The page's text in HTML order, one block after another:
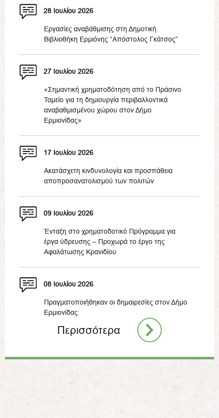
28 Ιουλίου 2026
Εργασίες αναβάθμισης στη Δημοτική
Βιβλιοθήκη Ερμιόνης “Απόστολος Γκάτσος”
27 Ιουλίου 2026
«Σημαντική χρηματοδότηση από το Πράσινο
Ταμείο για τη δημιουργία περιβαλλοντικά
αναβαθμισμένου χώρου στον Δήμο
Ερμιονίδας»
17 Ιουλίου 2026
Ακατάσχετη κινδυνολογία και προσπάθεια
αποπροσανατολισμού των πολιτών
09 Ιουλίου 2026
Ένταξη στο χρηματοδοτικό Πρόγραμμα για
έργα ύδρευσης – Προχωρά το έργο της
Αφαλάτωσης Κρανιδίου
08 Ιουλίου 2026
Πραγματοποιήθηκαν οι δημαιρεσίες στον Δήμο
Ερμιονίδας
Περισσότερα